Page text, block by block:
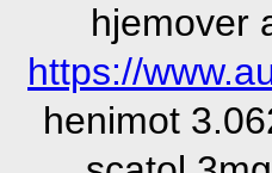
hjemover
https://
henimot